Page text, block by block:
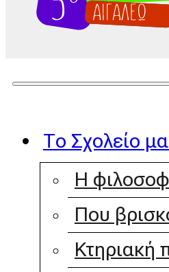
Το Σχολείο
Η
Που
Κτηριακή